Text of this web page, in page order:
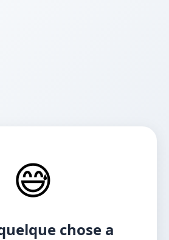
😅
chose a